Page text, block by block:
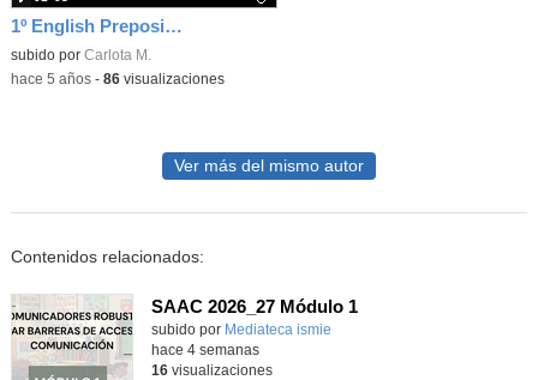
1º English Prepositions
Contenido educativo.
subido por Carlota M.
-hace 5 años- 86visualizaciones
Ver más del mismo autor
Contenidos relacionados:
SAAC 2026_27 Módulo 1
subido por Mediateca ismie
hace 4 semanas
16visualizaciones